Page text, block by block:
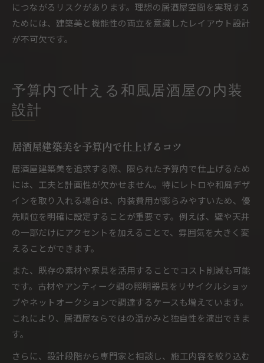
につながるリスクがあります。理想の居酒屋空間を実現する
ためには、建築美と機能性の両立を意識したレイアウト設計
が不可欠です。
予算内で叶える和風居酒屋の内装
設計
居酒屋建築美を予算内で仕上げるコツ
居酒屋建築美を追求する際、限られた予算内で仕上げるため
には、工夫と計画性が欠かせません。特にレトロや和風デザ
インを取り入れる場合は、内装費用が膨らみやすいため、優
先順位を明確に設定することが重要です。例えば、壁や天井
の一部だけにアクセントを加えることで、雰囲気を大きく変
えることができます。
また、既存の素材や家具を活用することでコスト削減も可能
です。古材やアンティーク調の照明器具をリサイクルショッ
プやネットオークションで調達するケースも増えています。
これにより、居酒屋ならではの温かみと独自性を演出できま
す。
さらに、設計段階から専門家と相談し、施工内容を絞り込む